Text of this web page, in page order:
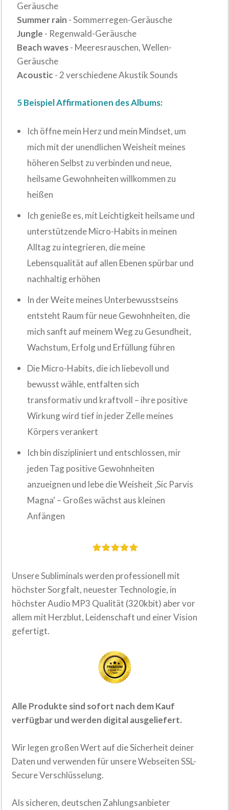
Geräusche
Summer rain - Sommerregen-Geräusche
Jungle - Regenwald-Geräusche
Beach waves- Meeresrauschen, Wellen-
Geräusche
Acoustic - 2 verschiedene Akustik Sounds
5 Beispiel Affirmationen des Albums:
Ich öffne mein Herz und mein Mindset, um
mich mit der unendlichen Weisheit meines
höheren Selbst zu verbinden und neue,
heilsame Gewohnheiten willkommen zu
heißen
Ich genieße es, mit Leichtigkeit heilsame und
unterstützende Micro-Habits in meinen
Alltag zu integrieren, die meine
Lebensqualität auf allen Ebenen spürbar und
nachhaltig erhöhen
In der Weite meines Unterbewusstseins
entsteht Raum für neue Gewohnheiten, die
mich sanft auf meinem Weg zu Gesundheit,
Wachstum, Erfolg und Erfüllung führen
Die Micro-Habits, die ich liebevoll und
bewusst wähle, entfalten sich
transformativ und kraftvoll – ihre positive
Wirkung wird tief in jeder Zelle meines
Körpers verankert
Ich bin diszipliniert und entschlossen, mir
jeden Tag positive Gewohnheiten
anzueignen und lebe die Weisheit ‚Sic Parvis
Magna‘ – Großes wächst aus kleinen
Anfängen
Unsere Subliminals werden professionell mit
höchster Sorgfalt, neuesterTechnologie, in
höchster Audio MP3 Qualität (320kbit) aber vor
allem mit Herzblut, Leidenschaft und einer Vision
gefertigt.
Alle Produkte sind sofort nach demKauf
verfügbar und werden digitalausgeliefert.
Wir legen großen Wert auf die Sicherheit deiner
Daten und verwenden fürunsere Webseiten SSL-
Secure Verschlüsselung.
Als sicheren, deutschen Zahlungsanbieter